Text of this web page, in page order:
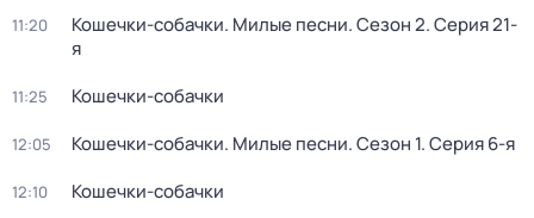
11:20 Кошечки-собачки. Милые песни. Сезон 2. Серия 21-
я
11:25 Кошечки-собачки
12:05 Кошечки-собачки. Милые песни. Сезон 1. Серия 6-я
12:10 Кошечки-собачки